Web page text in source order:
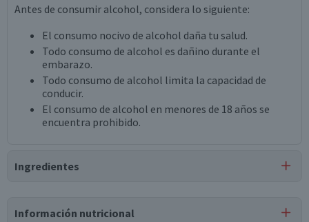
Antes de consumir alcohol, considera lo siguiente:
El consumo nocivo de alcohol daña tu salud.
Todo consumo de alcohol es dañino durante el
embarazo.
Todo consumo de alcohol limita la capacidad de
conducir.
El consumo de alcohol en menores de 18 años se
encuentra prohibido.
Ingredientes
Información nutricional